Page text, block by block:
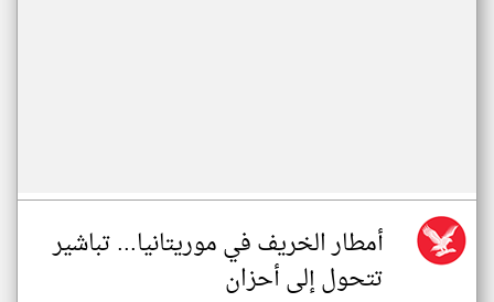
أمطار الخريف في موريتانيا... تباشير
تتحول إلى أحزان